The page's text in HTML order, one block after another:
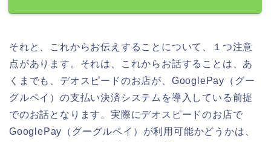
それと、これからお伝えすることについて、１つ注意
点があります。それは、これからお話することは、あ
くまでも、デオスピードのお店が、GooglePay（グー
グルペイ）の支払い決済システムを導入している前提
でのお話となります。実際にデオスピードのお店で
GooglePay（グーグルペイ）が利用可能かどうかは、